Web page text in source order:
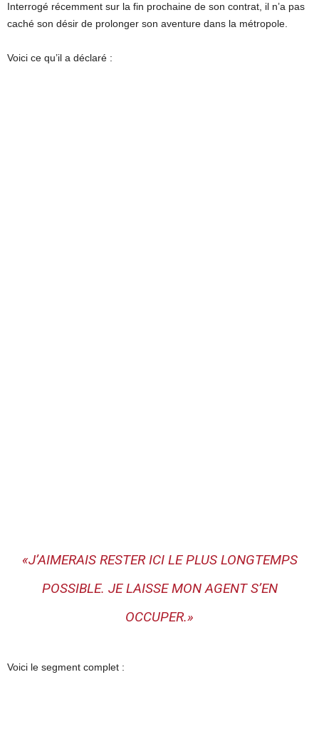
Interrogé récemment sur la fin prochaine de son contrat, il n’a pas
caché son désir de prolonger son aventure dans la métropole.
Voici ce qu’il a déclaré :
«J’AIMERAIS RESTER ICI LE PLUS LONGTEMPS
POSSIBLE. JE LAISSE MON AGENT S’EN
OCCUPER.»
Voici le segment complet :